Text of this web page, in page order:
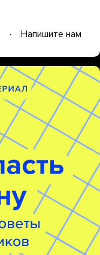
Напишите нам